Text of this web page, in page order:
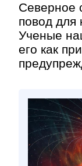
Северное
повод для
Ученые
его как